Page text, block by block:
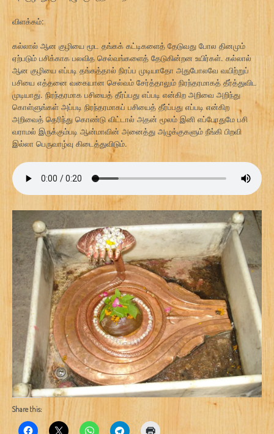
விளக்கம்:
கல்லால் ஆன குழியை மூட தங்கக் கட்டிகளைத் தேடுவது போல தினமும்
ஏற்படும் பசிக்காக பலவித செல்வங்களைத் தேடுகின்றன உயிர்கள். கல்லால்
ஆன குழியை எப்படி தங்கத்தால் நிரப்ப முடியாதோ அதுபோலவே வயிற்றுப்
பசியை எத்தனை வகையான செல்வம் சேர்த்தாலும் நிரந்தரமாகத் தீர்த்துவிட
முடியாது. நிரந்தரமாக பசியைத் தீர்ப்பது எப்படி என்கிற அறிவை அறிந்து
கொள்ளுங்கள் அப்படி நிரந்தரமாகப் பசியைத் தீர்ப்பது எப்படி என்கிற
அறிவைத் தெரிந்து கொண்டு விட்டால் அதன் மூலம் இனி எப்போதுமே பசி
வராமல் இருக்கும்படி ஆன்மாவின் அனைத்து அழுக்குகளும் நீங்கி பிறவி
இல்லா பெருவாழ்வு கிடைத்துவிடும்.
Share this: